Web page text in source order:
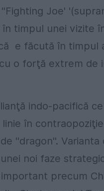
Joe'
timpul unei vizite
e făcută în timpul
o forţă extrem de
indo-pacifică
în
''dragon''. Varianta
noi faze
precum